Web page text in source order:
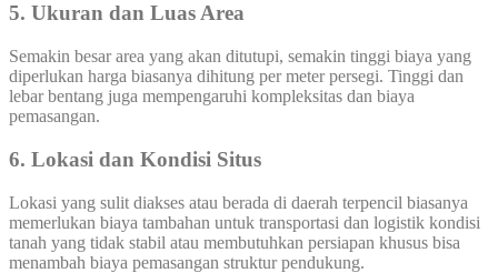
5. Ukuran dan Luas Area
Semakin besar area yang akan ditutupi, semakin tinggi biaya yang
diperlukan harga biasanya dihitung per meter persegi. Tinggi dan
lebar bentang juga mempengaruhi kompleksitas dan biaya
pemasangan.
6. Lokasi dan Kondisi Situs
Lokasi yang sulit diakses atau berada di daerah terpencil biasanya
memerlukan biaya tambahan untuk transportasi dan logistik kondisi
tanah yang tidak stabil atau membutuhkan persiapan khusus bisa
menambah biaya pemasangan struktur pendukung.